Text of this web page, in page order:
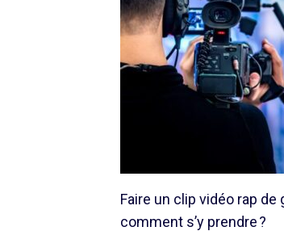
Faire un clip vidéo rap de
comment s’y prendre ?